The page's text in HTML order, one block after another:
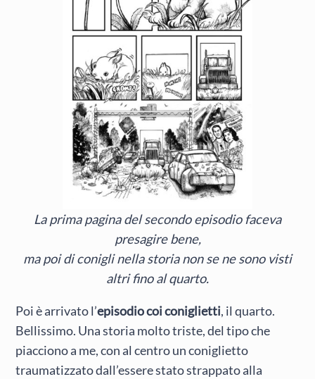
La prima pagina del secondo episodio faceva
presagire bene,
ma poi di conigli nella storia non se ne sono visti
altri fino al quarto.
Poi è arrivato l’episodio coi coniglietti, il quarto.
Bellissimo. Una storia molto triste, del tipo che
piacciono a me, con al centro un coniglietto
traumatizzato dall’essere stato strappato alla